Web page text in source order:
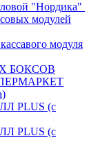
"Нордика"
модулей
модуля
БОКСОВ
PLUS (с
PLUS (с